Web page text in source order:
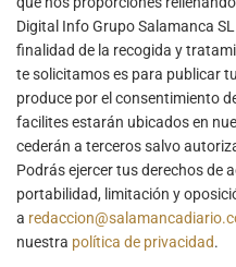
Digital Info Grupo Salamanca
finalidad de la recogida y
te solicitamos es para publicar
produce por el consentimiento
facilites estarán ubicados en
cederán a terceros salvo
Podrás ejercer tus derechos de
portabilidad, limitación y
a
nuestra política de privacidad.